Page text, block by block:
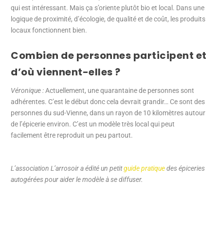
qui est intéressant. Mais ça s’oriente plutôt bio et local. Dans une
logique de proximité, d’écologie, de qualité et de coût, les produits
locaux fonctionnent bien.
Combien de personnes participent et
d’où viennent-elles ?
Véronique :Actuellement, une quarantaine de personnes sont
adhérentes. C’est le début donc cela devrait grandir… Ce sont des
personnes du sud-Vienne, dans un rayon de 10 kilomètres autour
de l’épicerie environ. C’est un modèle très local qui peut
facilement être reproduit un peu partout.
L’association L’arrosoir a édité un petitguide pratiquedes épiceries
autogérées pour aider le modèle à se diffuser.